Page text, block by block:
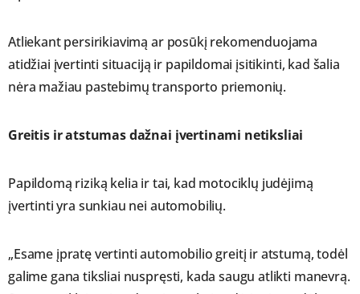
Atliekant persirikiavimą ar posūkį rekomenduojama
atidžiai įvertinti situaciją ir papildomai įsitikinti, kad šalia
nėra mažiau pastebimų transporto priemonių.
Greitis ir atstumas dažnai įvertinami netiksliai
Papildomą riziką kelia ir tai, kad motociklų judėjimą
įvertinti yra sunkiau nei automobilių.
„Esame įpratę vertinti automobilio greitį ir atstumą, todėl
galime gana tiksliai nuspręsti, kada saugu atlikti manevrą.